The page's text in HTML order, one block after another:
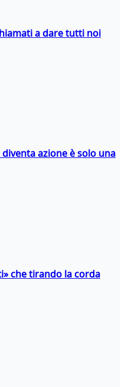
a dare tutti noi
azione è solo una
che tirando la corda